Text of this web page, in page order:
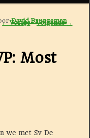
Berichtnavigatie
←Vorige Volgende→
Most
David Bruggeman
we met Sv De